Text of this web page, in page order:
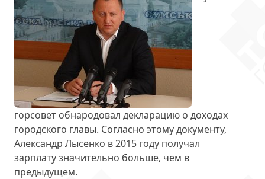
горсовет обнародовал декларацию о доходах
городского главы. Согласно этому документу,
Александр Лысенко в 2015 году получал
зарплату значительно больше, чем в
предыдущем.